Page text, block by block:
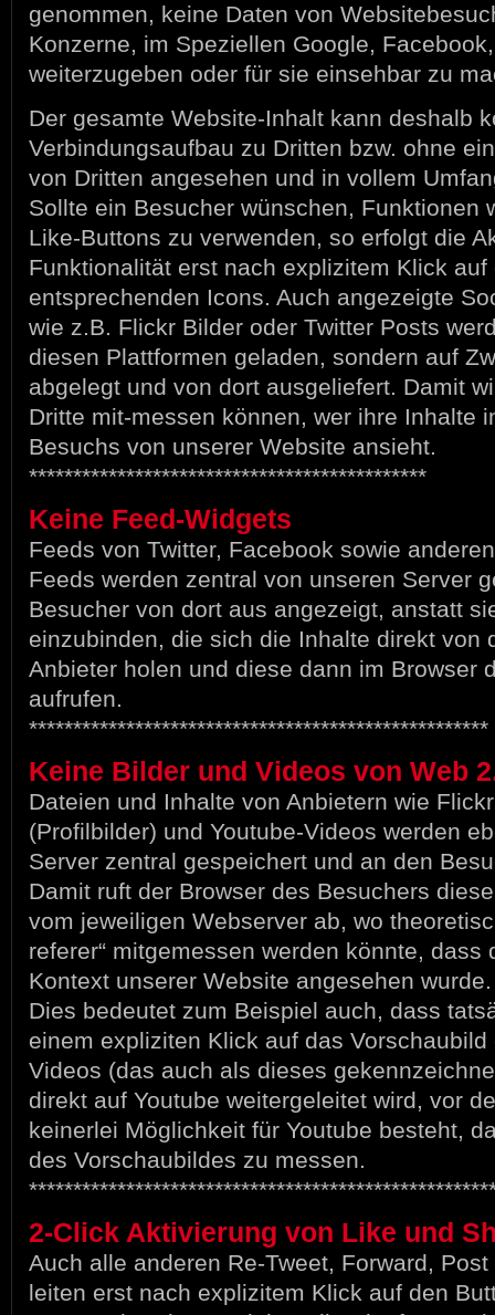
genommen, keine Daten von
Konzerne, im Speziellen Google,
weiterzugeben oder für sie einsehbar zu
Der gesamte Website-Inhalt kann deshalb
Verbindungsaufbau zu Dritten bzw. ohne
von Dritten angesehen und in vollem
Sollte ein Besucher wünschen, Funktionen
Like-Buttons zu verwenden, so erfolgt die
Funktionalität erst nach explizitem Klick auf
entsprechenden Icons. Auch angezeigte
wie z.B. Flickr Bilder oder Twitter Posts
diesen Plattformen geladen, sondern auf
abgelegt und von dort ausgeliefert. Damit
Dritte mit-messen können, wer ihre Inhalte
Besuchs von unserer Website ansieht.
*********************************************
Keine Feed-Widgets
Feeds von Twitter, Facebook sowie
Feeds werden zentral von unseren Server
Besucher von dort aus angezeigt, anstatt
einzubinden, die sich die Inhalte direkt von
Anbieter holen und diese dann im Browser
aufrufen.
****************************************************
Keine Bilder und Videos von Web
Dateien und Inhalte von Anbietern wie
(Profilbilder) und Youtube-Videos werden
Server zentral gespeichert und an den
Damit ruft der Browser des Besuchers
vom jeweiligen Webserver ab, wo
referer“ mitgemessen werden könnte, dass
Kontext unserer Website angesehen wurde.
Dies bedeutet zum Beispiel auch, dass
einem expliziten Klick auf das Vorschaubild
Videos (das auch als dieses
direkt auf Youtube weitergeleitet wird, vor
keinerlei Möglichkeit für Youtube besteht,
des Vorschaubildes zu messen.
2-Click Aktivierung von Like und
Auch alle anderen Re-Tweet, Forward,
leiten erst nach explizitem Klick auf den